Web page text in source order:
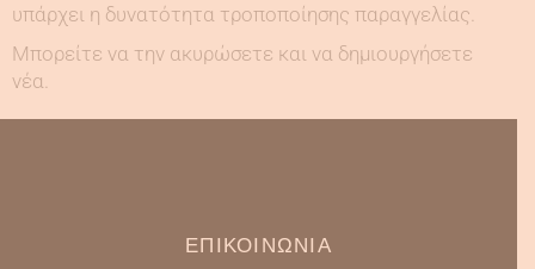
υπάρχει η δυνατότητα τροποποίησης παραγγελίας.
Μπορείτε να την ακυρώσετε και να δημιουργήσετε
νέα.
ΕΠΙΚΟΙΝΩΝΙΑ